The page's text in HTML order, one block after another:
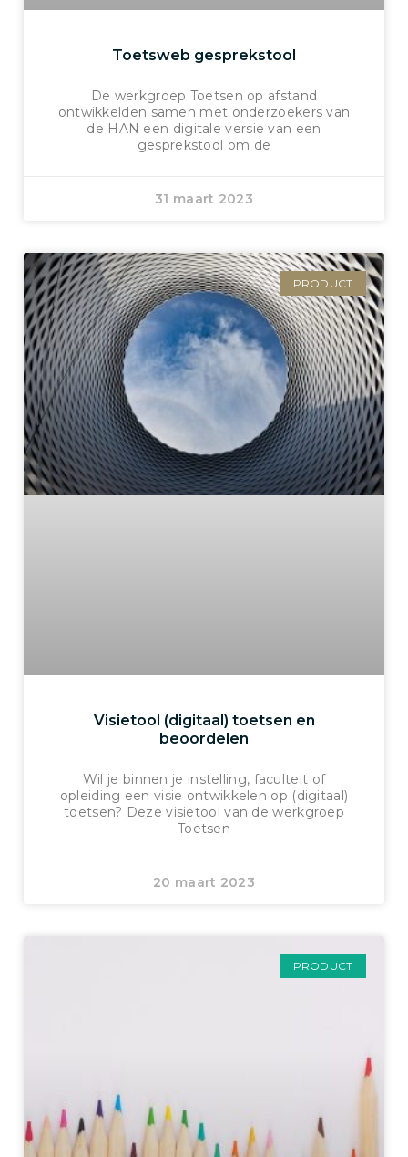
Toetsweb gesprekstool
De werkgroep Toetsen op afstand
ontwikkelden samen met onderzoekers van
de HAN een digitale versie van een
gesprekstool om de
31 maart 2023
PRODUCT
Visietool (digitaal) toetsen en
beoordelen
Wil je binnen je instelling, faculteit of
opleiding een visie ontwikkelen op (digitaal)
toetsen? Deze visietool van de werkgroep
Toetsen
20 maart 2023
PRODUCT